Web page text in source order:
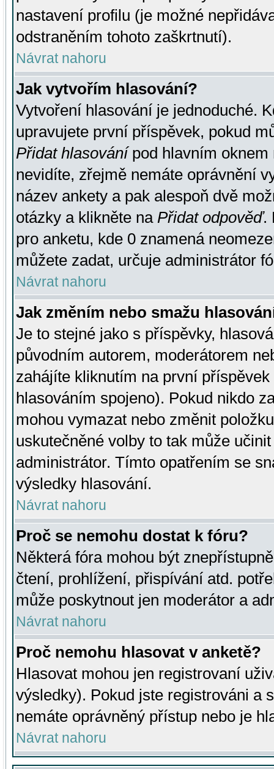
nastavení profilu (je možné
odstraněním tohoto zaškrtnutí).
Návrat nahoru
Jak vytvořím hlasování?
Vytvoření hlasování je jednoduché.
upravujete první příspěvek, pokud
Přidat hlasovánípod hlavním oknem
nevidíte, zřejmě nemáte oprávnění
název ankety a pak alespoň dvě
otázky a klikněte na Přidat odpověď.
pro anketu, kde 0 znamená
můžete zadat, určuje administrátor
Návrat nahoru
Jak změním nebo smažu
Je to stejné jako s příspěvky,
původním autorem, moderátorem
zahájíte kliknutím na první
hlasováním spojeno). Pokud nikdo
mohou vymazat nebo změnit
uskutečněné volby to tak může
administrátor. Tímto opatřením se
výsledky hlasování.
Návrat nahoru
Proč se nemohu dostat k fóru?
Některá fóra mohou být
čtení, prohlížení, přispívání atd.
může poskytnout jen moderátor a
Návrat nahoru
Proč nemohu hlasovat v anketě?
Hlasovat mohou jen registrovaní
výsledky). Pokud jste registrováni a
nemáte oprávněný přístup nebo je
Návrat nahoru